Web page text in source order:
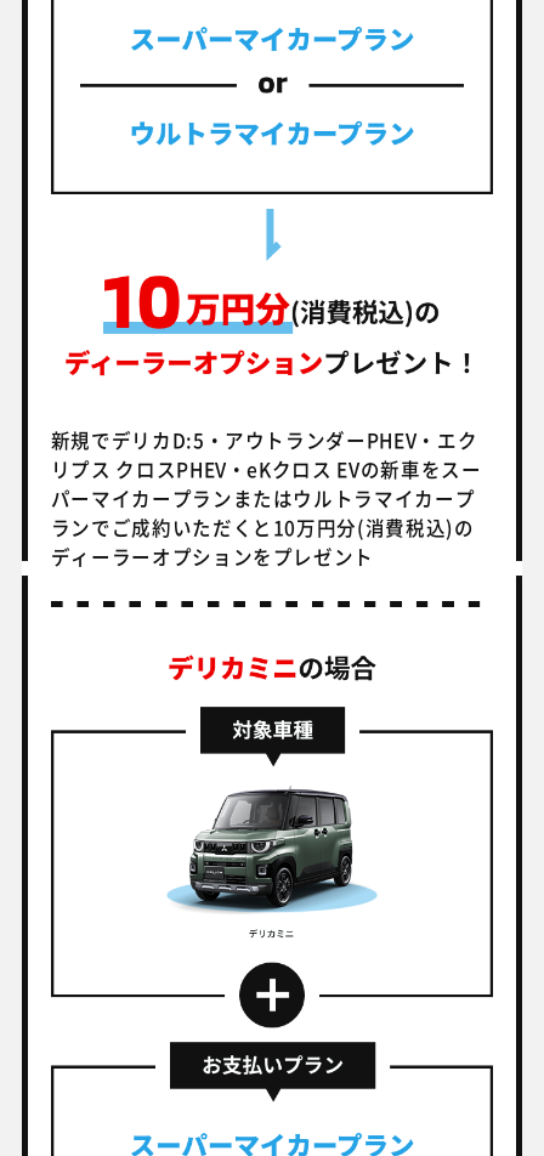
新規でデリカD:5・アウトランダーPHEV・エク
リプス クロスPHEV・eKクロス EVの新車を スー
パーマイカープランまたはウルトラマイカープ
ランでご成約いただくと10万円分(消費税込)の
ディーラーオプションをプレゼント